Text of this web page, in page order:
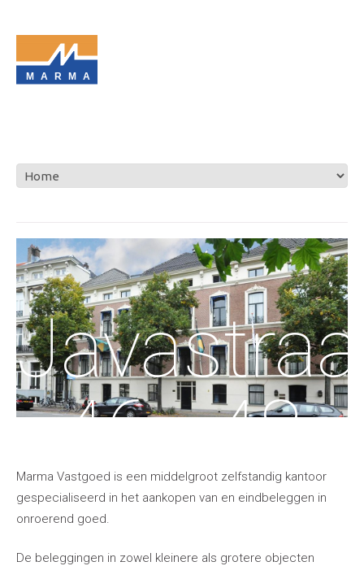
MARMA
46 - 48
Marma Vastgoed is een middelgroot zelfstandig kantoor
gespecialiseerd in het aankopen van en eindbeleggen in
onroerend goed.
De beleggingen in zowel kleinere als grotere objecten